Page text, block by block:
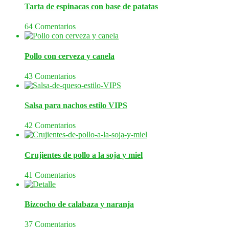
Tarta de espinacas con base de patatas
64 Comentarios
Pollo con cerveza y canela
43 Comentarios
Salsa para nachos estilo VIPS
42 Comentarios
Crujientes de pollo a la soja y miel
41 Comentarios
Bizcocho de calabaza y naranja
37 Comentarios